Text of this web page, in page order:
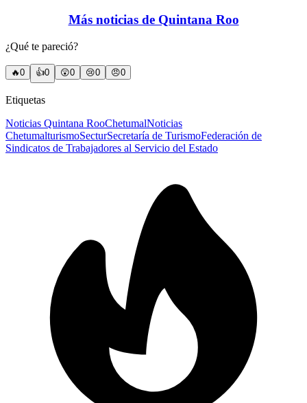
Más noticias de Quintana Roo
¿Qué te pareció?
🔥0 👍0 😲0 😢0 😠0
Etiquetas
Noticias Quintana RooChetumalNoticias
ChetumalturismoSecturSecretaría de TurismoFederación de
Sindicatos de Trabajadores al Servicio del Estado